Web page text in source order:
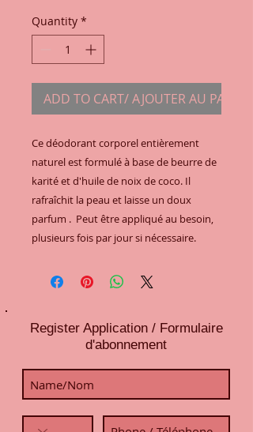
Quantity *
ADD TO CART/ AJOUTER AU PANIER
Ce déodorant corporel entièrement
naturel est formulé à base de beurre de
karité et d'huile de noix de coco. Il
rafraîchit la peau et laisse un doux
parfum .  Peut être appliqué au besoin,
plusieurs fois par jour si nécessaire.
Register Application / Formulaire
d'abonnement